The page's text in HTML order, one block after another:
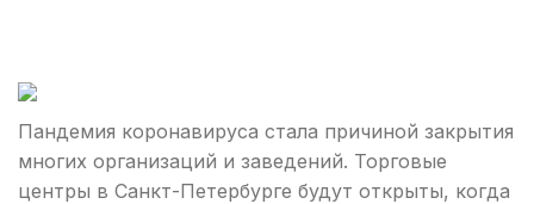
Пандемия коронавируса стала причиной закрытия
многих организаций и заведений. Торговые
центры в Санкт-Петербурге будут открыты, когда